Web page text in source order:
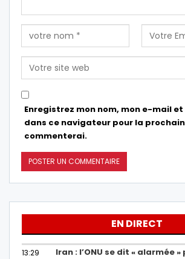
Enregistrez mon nom, mon e-mail
dans ce navigateur pour la
commenterai.
EN DIRECT
13:29
Iran : l’ONU se dit « alarmée »